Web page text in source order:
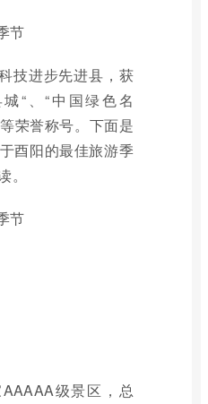
节
技进步先进县，获
“、“中国绿色名
荣誉称号。下面是
酉阳的最佳旅游季
节
级景区，总